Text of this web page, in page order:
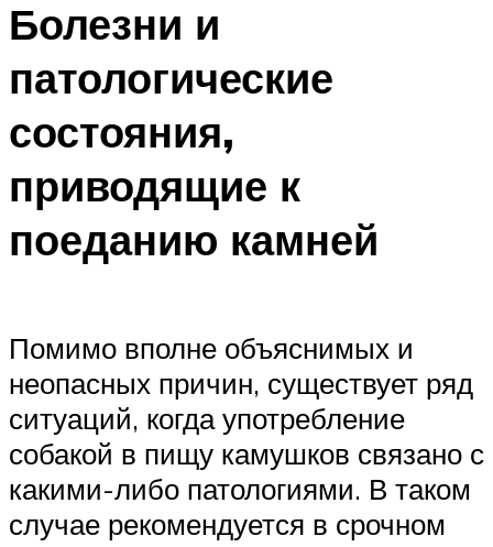
Болезни и
патологические
состояния,
приводящие к
поеданию камней
Помимо вполне объяснимых и
неопасных причин, существует ряд
ситуаций, когда употребление
собакой в пищу камушков связано с
какими-либо патологиями. В таком
случае рекомендуется в срочном